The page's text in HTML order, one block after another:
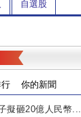
自選股
你的新聞
擬砸20億人民幣...